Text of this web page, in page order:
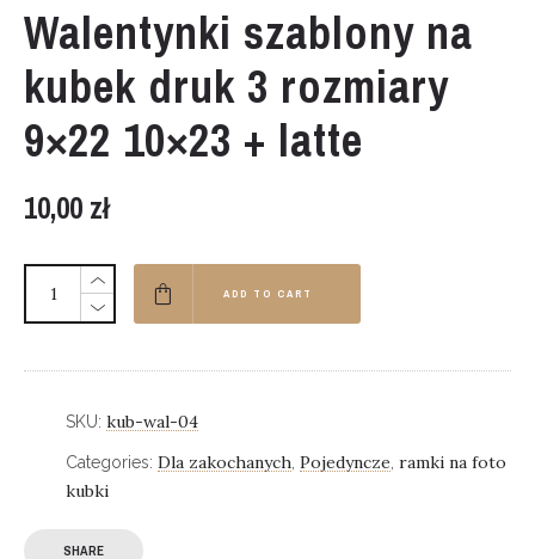
Walentynki szablony na
kubek druk 3 rozmiary
9×22 10×23 + latte
10,00 zł
ADD TO CART
SKU: kub-wal-04
Categories: Dla zakochanych Pojedyncze ramki na foto
kubki
SHARE